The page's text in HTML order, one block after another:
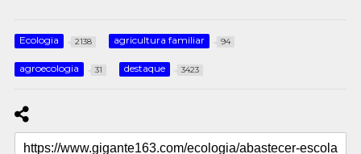
Ecologia 2138 agricultura familiar 94
agroecologia 31 destaque 3423